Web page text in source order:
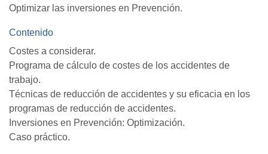
Optimizar las inversiones en Prevención.
Contenido
Costes a considerar.
Programa de cálculo de costes de los accidentes de
trabajo.
Técnicas de reducción de accidentes y su eficacia en los
programas de reducción de accidentes.
Inversiones en Prevención: Optimización.
Caso práctico.